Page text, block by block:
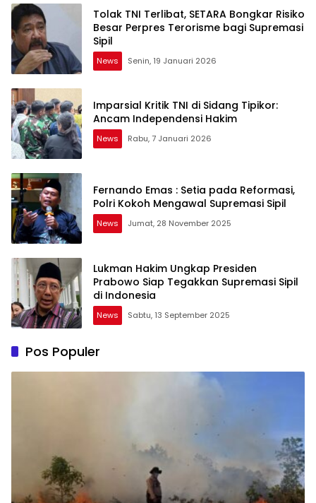
Tolak TNI Terlibat, SETARA Bongkar Risiko
Besar Perpres Terorisme bagi Supremasi
Sipil
News Senin, 19 Januari 2026
Imparsial Kritik TNI di Sidang Tipikor:
Ancam Independensi Hakim
News Rabu, 7 Januari 2026
Fernando Emas : Setia pada Reformasi,
Polri Kokoh Mengawal Supremasi Sipil
News Jumat, 28 November 2025
Lukman Hakim Ungkap Presiden
Prabowo Siap Tegakkan Supremasi Sipil
di Indonesia
News Sabtu, 13 September 2025
Pos Populer